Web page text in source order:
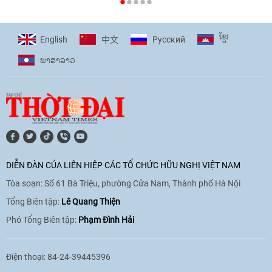
cùng thanh thiếu nhi tiên phong ứng
phó với biến đổi khí hậu
17:07|09/06/2026
[Video] Lào dành ưu tiên hàng đầu cho
quan hệ với Việt Nam
11:01 |09/06/2026
[Video] Doanh nghiệp Hoa Kỳ hỗ trợ
Việt Nam xác định danh tính người mất
tích trong chiến tranh
English 中文 Pусский ខ្មែរ
ພາ​ສາ​ລາວ
DIỄN ĐÀN CỦA LIÊN HIỆP CÁC TỔ CHỨC HỮU NGHỊ VIỆT NAM
Tòa soạn: Số 61 Bà Triệu, phường Cửa Nam, Thành phố Hà Nội
Tổng Biên tập: Lê Quang Thiện
Phó Tổng Biên tập: Phạm Đình Hải
Điện thoại: 84-24-39445396